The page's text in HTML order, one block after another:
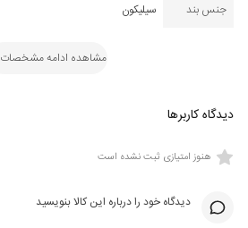
جنس بند
سیلیکون
مشاهده ادامه مشخصات
دیدگاه کاربرها
هنوز امتیازی ثبت نشده است
دیدگاه خود را درباره این کالا بنویسید